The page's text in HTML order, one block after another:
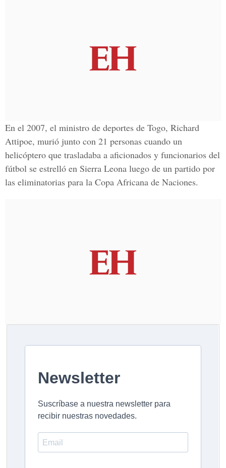
En el 2007, el ministro de deportes de Togo, Richard
Attipoe, murió junto con 21 personas cuando un
helicóptero que trasladaba a aficionados y funcionarios del
fútbol se estrelló en Sierra Leona luego de un partido por
las eliminatorias para la Copa Africana de Naciones.